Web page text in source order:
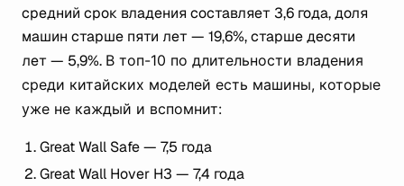
средний срок владения составляет 3,6 года, доля
машин старше пяти лет — 19,6%, старше десяти
лет — 5,9%. В топ-10 по длительности владения
среди китайских моделей есть машины, которые
уже не каждый и вспомнит:
Great Wall Safe — 7,5 года
Great Wall Hover H3 — 7,4 года